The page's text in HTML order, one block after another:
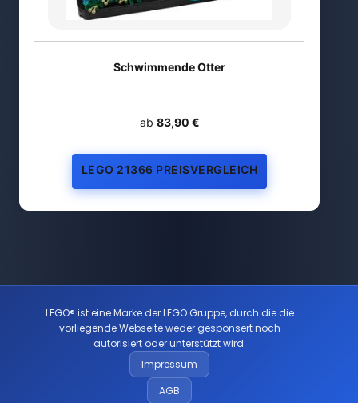
Schwimmende Otter
ab 83,90 €
LEGO 21366 PREISVERGLEICH
LEGO® ist eine Marke der LEGO Gruppe, durch die die
vorliegende Webseite weder gesponsert noch
autorisiert oder unterstützt wird.
Impressum
AGB